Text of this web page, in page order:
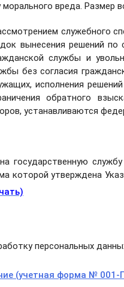
вреда. Размер
служебного
вынесения решений
службы и
без согласия
исполнения
обратного
устанавливаются
государственную
которой утверждена
персональных
(учетная форма № 001-